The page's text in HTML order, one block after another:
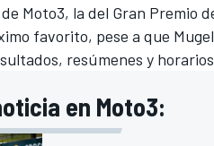
Moto3, la del Gran Premio
favorito, pese a que
resúmenes y
en Moto3: